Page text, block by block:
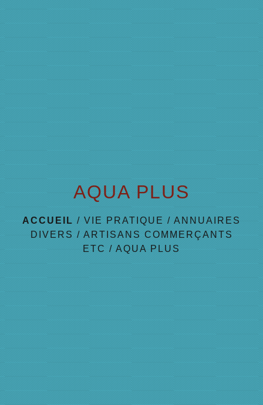
AQUA PLUS
ACCUEIL / VIE PRATIQUE / ANNUAIRES
DIVERS / ARTISANS COMMERÇANTS
ETC / AQUA PLUS